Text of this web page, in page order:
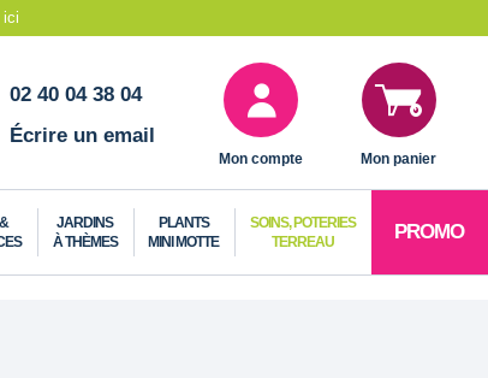
ici
02 40 04 38 04
Écrire un email
Mon compte Mon panier
JARDINS
À THÈMES
PLANTS
MINI MOTTE
SOINS, POTERIES
TERREAU
PROMO